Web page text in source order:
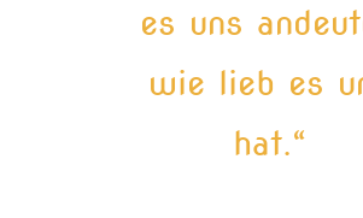
es uns
wie lieb es
hat.“